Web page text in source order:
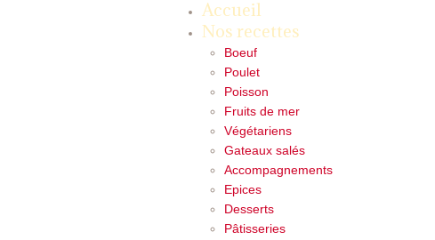
Accueil
Nos recettes
Boeuf
Poulet
Poisson
Fruits de mer
Végétariens
Gateaux salés
Accompagnements
Epices
Desserts
Pâtisseries